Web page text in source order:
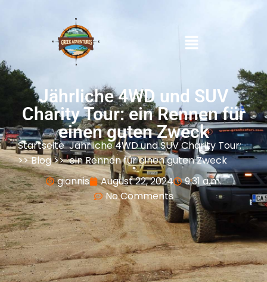
Jährliche 4WD und SUV
Charity Tour: ein Rennen für
einen guten Zweck
Startseite
>>Blog>>
Jährliche 4WD und SUV Charity Tour:
ein Rennen für einen guten Zweck
giannis
August 22, 2024
9:31 a.m.
No Comments